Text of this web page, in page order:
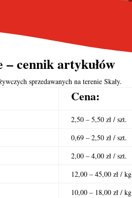
– cennik artykułów
sprzedawanych na terenie Skały.
Cena:
2,50 – 5,50 zł / szt.
0,69 – 2,50 zł / szt.
2,00 – 4,00 zł / szt.
12,00 – 45,00 zł / kg
10,00 – 18,00 zł / kg